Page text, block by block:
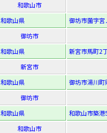
和歌山市
和歌山県
御坊市薗字
御坊市
和歌山県
新宮市馬町2
新宮市
和歌山県
御坊市湯川
御坊市
和歌山県
和歌山市築
和歌山市